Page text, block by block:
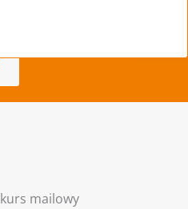
mailowy